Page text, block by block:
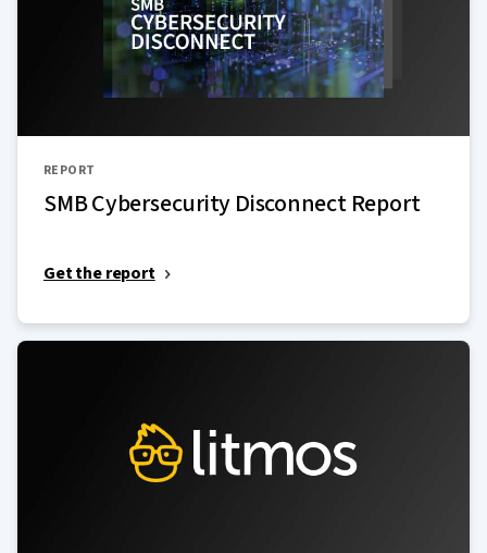
REPORT
SMB Cybersecurity Disconnect Report
Get the report